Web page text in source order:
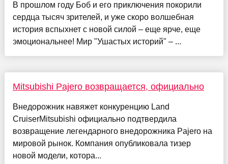
В прошлом году Боб и его приключения покорили
сердца тысяч зрителей, и уже скоро волшебная
история вспыхнет с новой силой – еще ярче, еще
эмоциональнее! Мир "Ушастых историй" – ...
Mitsubishi Pajero возвращается, официально
Внедорожник навяжет конкуренцию Land
CruiserMitsubishi официально подтвердила
возвращение легендарного внедорожника Pajero на
мировой рынок. Компания опубликовала тизер
новой модели, котора...